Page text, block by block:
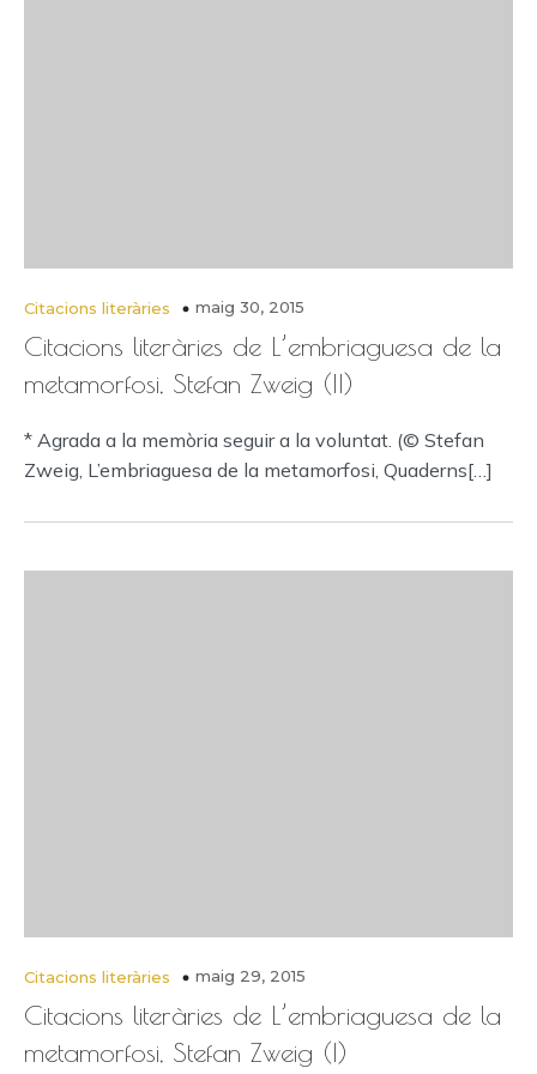
Citacions literàries maig 30, 2015
Citacions literàries de L’embriaguesa de la
metamorfosi, Stefan Zweig (II)
* Agrada a la memòria seguir a la voluntat. (© Stefan
Zweig, L’embriaguesa de la metamorfosi, Quaderns[…]
Citacions literàries maig 29, 2015
Citacions literàries de L’embriaguesa de la
metamorfosi, Stefan Zweig (I)